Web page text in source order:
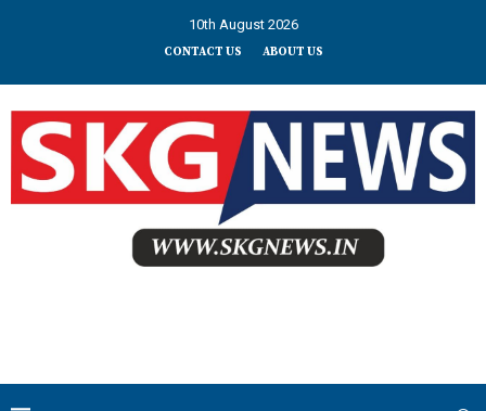
10th August 2026
CONTACT US ABOUT US